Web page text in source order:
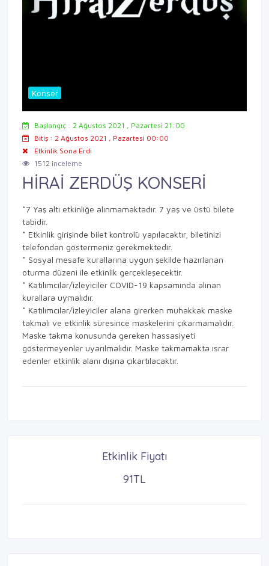
Konser
Başlangıç : 2 Ağustos 2021 , Pazartesi 21:00
Bitiş : 2 Ağustos 2021 , Pazartesi 00:00
Etkinlik Sona Erdi
1512 inceleme
HİRAİ ZERDÜŞ KONSERİ
*7 Yaş altı etkinliğe alınmamaktadır. 7 yaş ve üstü bilete
tabidir.
* Etkinlik girişinde bilet kontrolü yapılacaktır, biletinizi
telefondan göstermeniz gerekmektedir.
* Sosyal mesafe kurallarına uygun şekilde hazırlanan
oturma düzeni ile etkinlik gerçekleşecektir.
* Katılımcılar/izleyiciler COVID-19 kapsamında alınan
kurallara uymalıdır.
* Katılımcılar/izleyiciler alana girerken muhakkak maske
takmalı ve etkinlik süresince maskelerini çıkarmamalıdır.
Maske takma konusunda gereken hassasiyeti
göstermeyenler uyarılmalıdır. Maske takmamakta ısrar
edenler etkinlik alanı dışına çıkartılacaktır.
Etkinlik Fiyatı
91TL